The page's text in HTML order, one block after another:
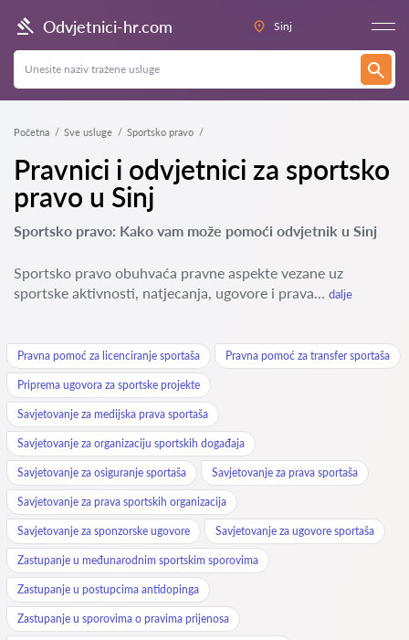
Odvjetnici-hr.com Sinj
Početna Sve usluge Sportsko pravo
Pravnici i odvjetnici za sportsko
pravo u Sinj
Sportsko pravo: Kako vam može pomoći odvjetnik u Sinj
Sportsko pravo obuhvaća pravne aspekte vezane uz
sportske aktivnosti, natjecanja, ugovore i prava... dalje
Pravna pomoć za licenciranje sportaša Pravna pomoć za transfer sportaša
Priprema ugovora za sportske projekte
Savjetovanje za medijska prava sportaša
Savjetovanje za organizaciju sportskih događaja
Savjetovanje za osiguranje sportaša Savjetovanje za prava sportaša
Savjetovanje za prava sportskih organizacija
Savjetovanje za sponzorske ugovore Savjetovanje za ugovore sportaša
Zastupanje u međunarodnim sportskim sporovima
Zastupanje u postupcima antidopinga
Zastupanje u sporovima o pravima prijenosa